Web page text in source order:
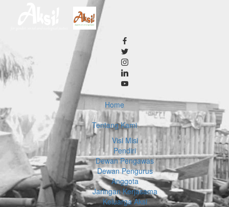
Home
Tentang Kami
Visi Misi
Pendiri
Dewan Pengawas
Dewan Pengurus
Anggota
Jaringan Kerjasama
Keluarga Aksi